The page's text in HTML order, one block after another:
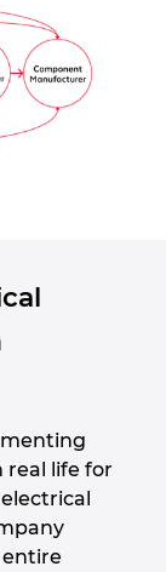
real life for